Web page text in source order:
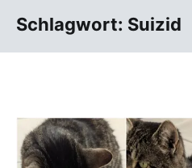
Schlagwort: Suizid